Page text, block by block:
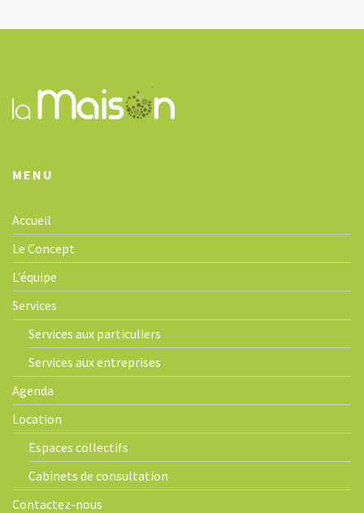
i
o
MENU
Accueil
Le Concept
L’équipe
Services
Services aux particuliers
Services aux entreprises
Agenda
Location
Espaces collectifs
Cabinets de consultation
Contactez-nous